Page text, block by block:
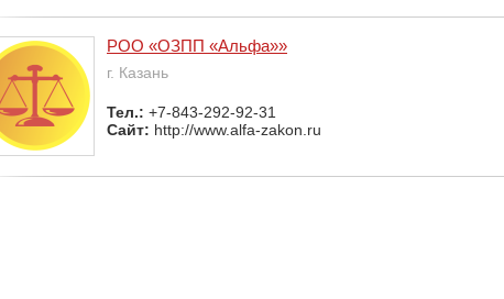
РОО «ОЗПП «Альфа»»
г. Казань
Тел.: +7-843-292-92-31
Сайт: http://www.alfa-zakon.ru